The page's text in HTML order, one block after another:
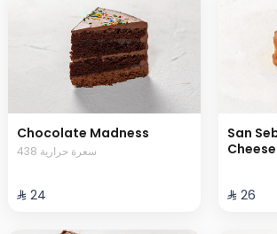
Chocolate Madness
438 سعرة حرارية
⁨⁦‪‬ 24⁩
San
⁨⁦‪‬ 26⁩